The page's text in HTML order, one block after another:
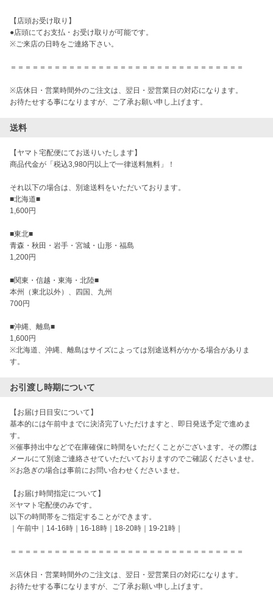
【店頭お受け取り】
●店頭にてお支払・お受け取りが可能です。
※ご来店の日時をご連絡下さい。
＝＝＝＝＝＝＝＝＝＝＝＝＝＝＝＝＝＝＝＝＝＝＝＝＝＝＝＝＝＝＝＝
※店休日・営業時間外のご注文は、翌日・翌営業日の対応になります。
お待たせする事になりますが、ご了承お願い申し上げます。
送料
【ヤマト宅配便にてお送りいたします】
商品代金が「税込3,980円以上で一律送料無料」！
それ以下の場合は、別途送料をいただいております。
■北海道■
1,600円
■東北■
青森・秋田・岩手・宮城・山形・福島
1,200円
■関東・信越・東海・北陸■
本州（東北以外）、四国、九州
700円
■沖縄、離島■
1,600円
※北海道、沖縄、離島はサイズによっては別途送料がかかる場合がありま
お引渡し時期について
【お届け日目安について】
基本的には午前中までに決済完了いただけますと、即日発送予定で進めま
す。
※催事持出中などで在庫確保に時間をいただくことがございます。その際は
メールにて別途ご連絡させていただいておりますのでご確認くださいませ。
※お急ぎの場合は事前にお問い合わせくださいませ。
【お届け時間指定について】
※ヤマト宅配便のみです。
以下の時間帯をご指定することができます。
｜午前中｜14-16時｜16-18時｜18-20時｜19-21時｜
＝＝＝＝＝＝＝＝＝＝＝＝＝＝＝＝＝＝＝＝＝＝＝＝＝＝＝＝＝＝＝＝
※店休日・営業時間外のご注文は、翌日・翌営業日の対応になります。
お待たせする事になりますが、ご了承お願い申し上げます。